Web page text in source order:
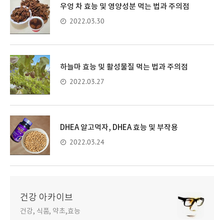
우엉 차 효능 및 영양성분 먹는 법과 주의점
2022.03.30
하늘마 효능 및 활성물질 먹는 법과 주의점
2022.03.27
DHEA 알고먹자, DHEA 효능 및 부작용
2022.03.24
건강 아카이브
건강, 식품, 약초,효능